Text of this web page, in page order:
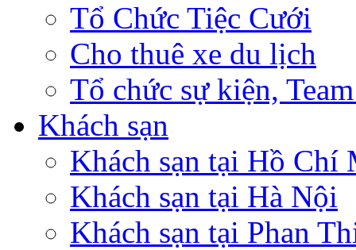
Tổ Chức Tiệc Cưới
Cho thuê xe du lịch
Tổ chức sự kiện,
Khách sạn
Khách sạn tại Hồ Chí
Khách sạn tại Hà Nội
Khách sạn tại Phan